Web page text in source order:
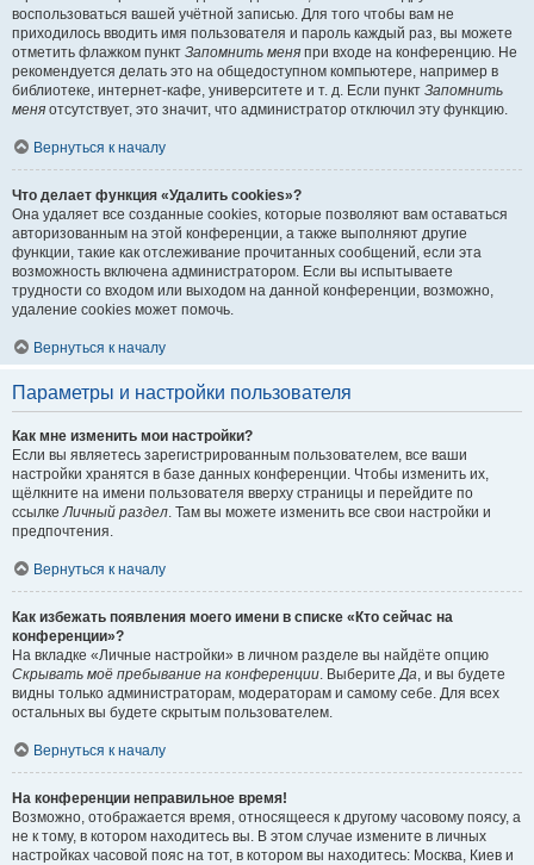
воспользоваться вашей учётной записью. Для того чтобы вам не
приходилось вводить имя пользователя и пароль каждый раз, вы можете
отметить флажком пункт Запомнить меня при входе на конференцию. Не
рекомендуется делать это на общедоступном компьютере, например в
библиотеке, интернет-кафе, университете и т. д. Если пункт Запомнить
меня отсутствует, это значит, что администратор отключил эту функцию.
Вернуться к началу
Что делает функция «Удалить cookies»?
Она удаляет все созданные cookies, которые позволяют вам оставаться
авторизованным на этой конференции, а также выполняют другие
функции, такие как отслеживание прочитанных сообщений, если эта
возможность включена администратором. Если вы испытываете
трудности со входом или выходом на данной конференции, возможно,
удаление cookies может помочь.
Вернуться к началу
Параметры и настройки пользователя
Как мне изменить мои настройки?
Если вы являетесь зарегистрированным пользователем, все ваши
настройки хранятся в базе данных конференции. Чтобы изменить их,
щёлкните на имени пользователя вверху страницы и перейдите по
ссылкеЛичный раздел. Там вы можете изменить все свои настройки и
предпочтения.
Вернуться к началу
Как избежать появления моего имени в списке «Кто сейчас на
конференции»?
На вкладке «Личные настройки» в личном разделе вы найдёте опцию
Скрывать моё пребывание на конференции. ВыберитеДа, и вы будете
видны только администраторам, модераторам и самому себе. Для всех
остальных вы будете скрытым пользователем.
Вернуться к началу
На конференции неправильное время!
Возможно, отображается время, относящееся к другому часовому поясу, а
не к тому, в котором находитесь вы. В этом случае измените в личных
настройках часовой пояс на тот, в котором вы находитесь: Москва, Киев и